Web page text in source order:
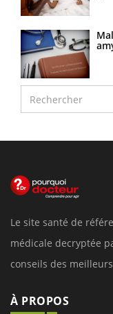
Le site santé de
médicale decryptée
conseils des
À PROPOS